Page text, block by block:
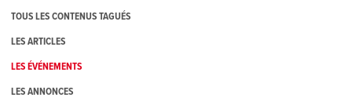
TOUS LES CONTENUS TAGUÉS
LES ARTICLES
LES ÉVÉNEMENTS
LES ANNONCES